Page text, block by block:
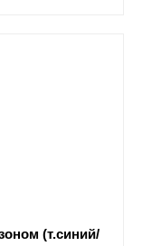
(т.синий/